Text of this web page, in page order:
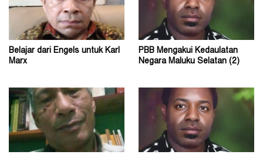
Belajar dari Engels untuk Karl
Marx
PBB Mengakui Kedaulatan
Negara Maluku Selatan (2)